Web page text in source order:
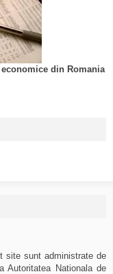
din Romania
site sunt administrate de
Autoritatea Nationala de